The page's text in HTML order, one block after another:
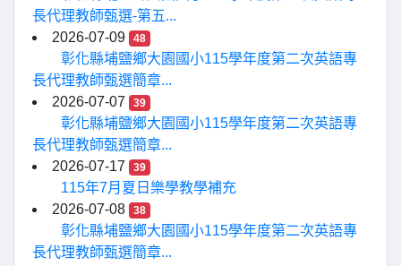
長代理教師甄選-第五...
2026-07-09
48
彰化縣埔鹽鄉大園國小115學年度第二次英語專
長代理教師甄選簡章...
2026-07-07
39
彰化縣埔鹽鄉大園國小115學年度第二次英語專
長代理教師甄選簡章...
2026-07-17
39
115年7月夏日樂學教學補充
2026-07-08
38
彰化縣埔鹽鄉大園國小115學年度第二次英語專
長代理教師甄選簡章...